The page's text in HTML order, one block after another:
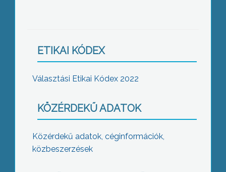
ETIKAI KÓDEX
Választási Etikai Kódex 2022
KÖZÉRDEKŰ ADATOK
Közérdekű adatok, céginformációk,
közbeszerzések